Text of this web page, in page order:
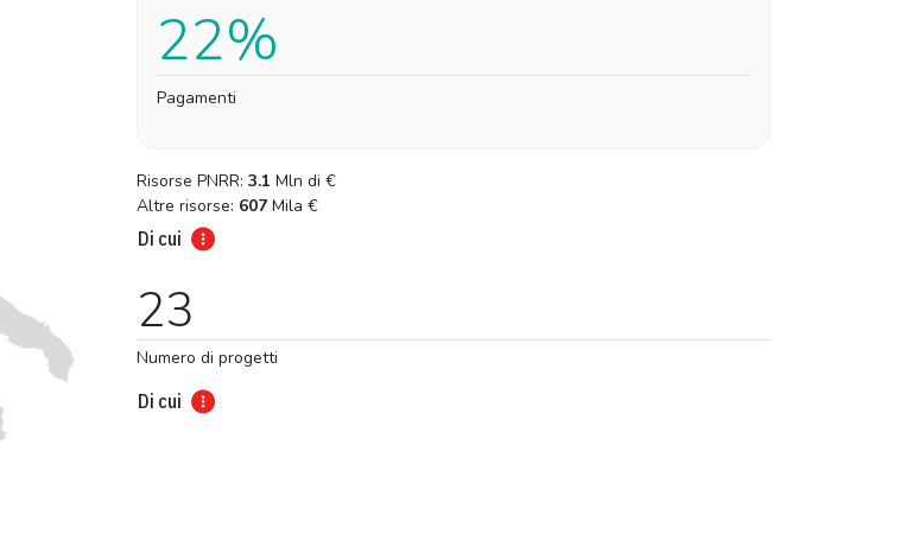
22%
Pagamenti
Risorse PNRR: 3.1 Mln di €
Altre risorse: 607 Mila €
Di cui
23
Numero di progetti
Di cui